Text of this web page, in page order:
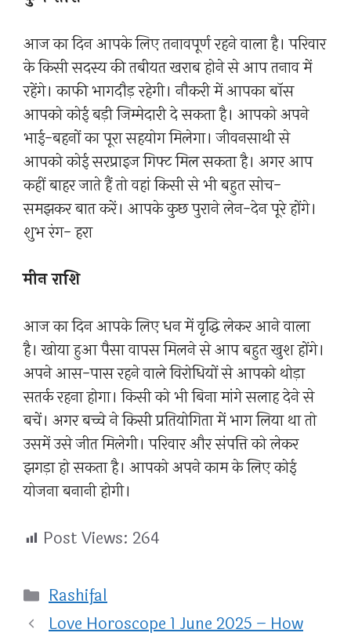
आज का दिन आपके लिए तनावपूर्ण रहने वाला है। परिवार
के किसी सदस्य की तबीयत खराब होने से आप तनाव में
रहेंगे। काफी भागदौड़ रहेगी। नौकरी में आपका बॉस
आपको कोई बड़ी जिम्मेदारी दे सकता है। आपको अपने
भाई-बहनों का पूरा सहयोग मिलेगा। जीवनसाथी से
आपको कोई सरप्राइज गिफ्ट मिल सकता है। अगर आप
कहीं बाहर जाते हैं तो वहां किसी से भी बहुत सोच-
समझकर बात करें। आपके कुछ पुराने लेन-देन पूरे होंगे।
शुभ रंग- हरा
मीन राशि
आज का दिन आपके लिए धन में वृद्धि लेकर आने वाला
है। खोया हुआ पैसा वापस मिलने से आप बहुत खुश होंगे।
अपने आस-पास रहने वाले विरोधियों से आपको थोड़ा
सतर्क रहना होगा। किसी को भी बिना मांगे सलाह देने से
बचें। अगर बच्चे ने किसी प्रतियोगिता में भाग लिया था तो
उसमें उसे जीत मिलेगी। परिवार और संपत्ति को लेकर
झगड़ा हो सकता है। आपको अपने काम के लिए कोई
योजना बनानी होगी।
Post Views: 264
Categories
Rashifal
Love Horoscope 1 June 2025 – How